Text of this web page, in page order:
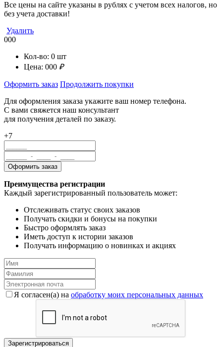
Все цены на сайте указаны в рублях с учетом всех налогов, но
без учета доставки!
Удалить
000
Кол-во: 0 шт
Цена: 000 ₽
Оформить заказ Продолжить покупки
Для оформления заказа укажите ваш номер телефона.
С вами свяжется наш консультант
для получения деталей по заказу.
+7
Преимущества регистрации
Каждый зарегистрированный пользователь может:
Отслеживать статус своих заказов
Получать скидки и бонусы на покупки
Быстро оформлять заказ
Иметь доступ к истории заказов
Получать информацию о новинках и акциях
Я согласен(a) на обработку моих персональных данных